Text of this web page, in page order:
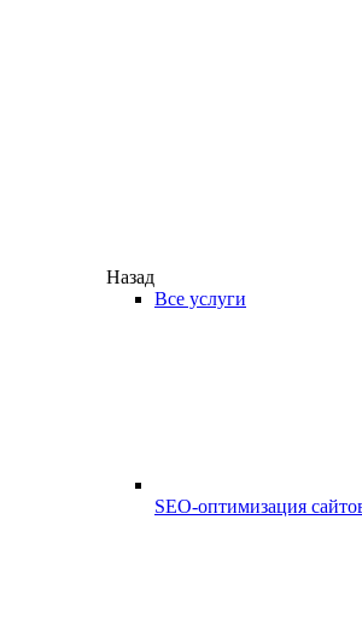
Назад
Все услуги
SEO-оптимизация